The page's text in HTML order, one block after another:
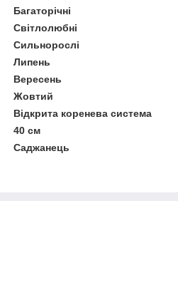
Багаторічні
Світлолюбні
Сильнорослі
Липень
Вересень
Жовтий
Відкрита коренева система
40 см
Саджанець